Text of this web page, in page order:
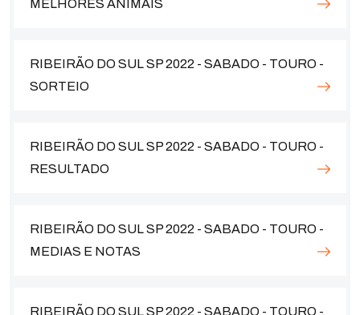
MELHORES ANIMAIS
RIBEIRÃO DO SUL SP 2022 - SABADO - TOURO -
SORTEIO
RIBEIRÃO DO SUL SP 2022 - SABADO - TOURO -
RESULTADO
RIBEIRÃO DO SUL SP 2022 - SABADO - TOURO -
MEDIAS E NOTAS
RIBEIRÃO DO SUL SP 2022 - SABADO - TOURO -